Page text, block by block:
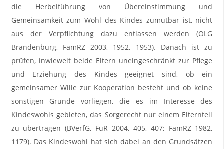
die Herbeiführung von Übereinstimmung und
Gemeinsamkeit zum Wohl des Kindes zumutbar ist, nicht
aus der Verpflichtung dazu entlassen werden (OLG
Brandenburg, FamRZ 2003, 1952, 1953). Danach ist zu
prüfen, inwieweit beide Eltern uneingeschränkt zur Pflege
und Erziehung des Kindes geeignet sind, ob ein
gemeinsamer Wille zur Kooperation besteht und ob keine
sonstigen Gründe vorliegen, die es im Interesse des
Kindeswohls gebieten, das Sorgerecht nur einem Elternteil
zu übertragen (BVerfG, FuR 2004, 405, 407; FamRZ 1982,
1179). Das Kindeswohl hat sich dabei an den Grundsätzen